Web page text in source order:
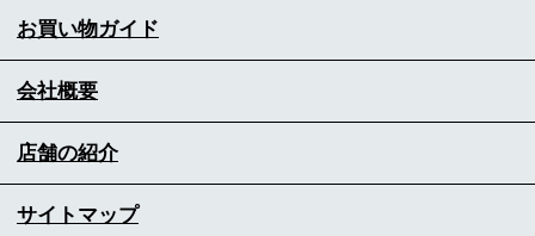
お買い物ガイド
会社概要
店舗の紹介
サイトマップ